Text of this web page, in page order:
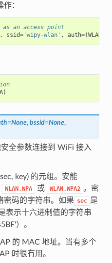
：
an access point
ssid='wipy-wlan' , auth=(WLAN
)
=None, bssid=None,
全参数连接到 WiFi 接入
key) 的元组。安能
WLAN.WPA 或 WLAN.WPA2 。密
密码的字符串。如果 sec 是
表示十六进制值的字符串
）。
的 MAC 地址。当有多个
时很有用。